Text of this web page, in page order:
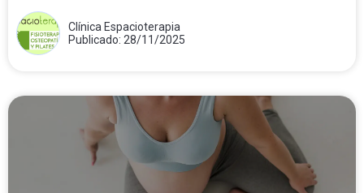
Clínica Espacioterapia
Publicado: 28/11/2025